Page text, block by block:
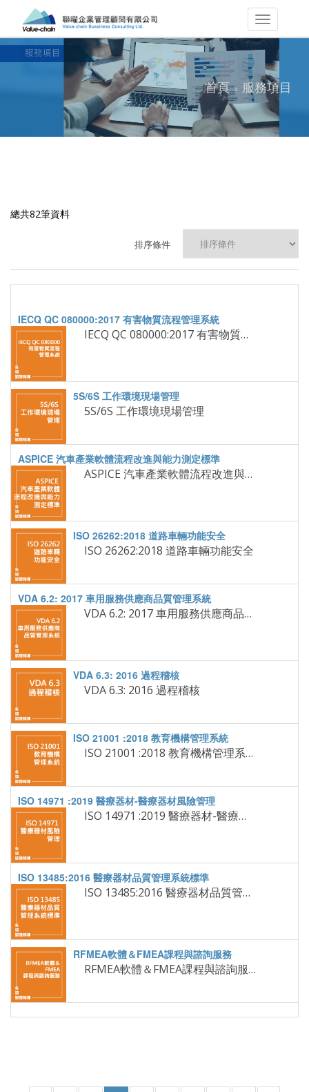
首頁 服務項目
總共82筆資料
排序條件
IECQ QC 080000:2017 有害物質流程管理系統
5S/6S 工作環境現場管理
ASPICE 汽車產業軟體流程改進與能力測定標準
ISO 26262:2018 道路車輛功能安全
VDA 6.2: 2017 車用服務供應商品質管理系統
VDA 6.3: 2016 過程稽核
ISO 21001 :2018 教育機構管理系統
ISO 14971 :2019 醫療器材-醫療器材風險管理
ISO 13485:2016 醫療器材品質管理系統標準
RFMEA軟體＆FMEA課程與諮詢服務